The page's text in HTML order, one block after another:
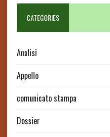
CATEGORIES
Analisi
Appello
comunicato stampa
Dossier